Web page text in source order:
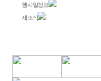
행사일정표
새소식